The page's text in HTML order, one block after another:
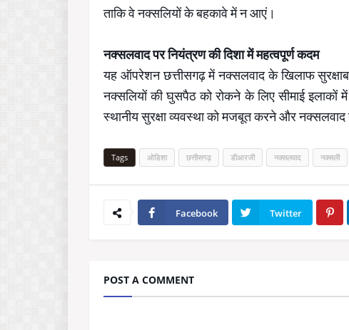
ताकि वे नक्सलियों के बहकावे में न आएं।
नक्सलवाद पर नियंत्रण की दिशा में महत्वपूर्ण कदम
यह ऑपरेशन छत्तीसगढ़ में नक्सलवाद के खिलाफ
नक्सलियों की घुसपैठ को रोकने के लिए सीमाई इलाकों में
स्थानीय सुरक्षा व्यवस्था को मजबूत करने और
Tags ओडिशा छत्तीसगढ़ डीआरजी नक्सलवाद नक्सली
Facebook Twitter
POST A COMMENT